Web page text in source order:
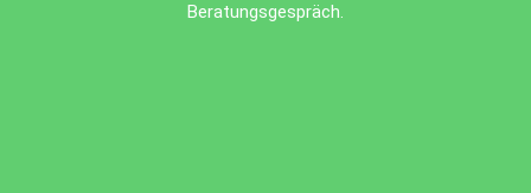
Beratungsgespräch.